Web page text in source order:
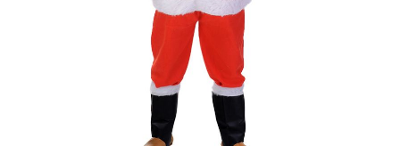
Persoonlijke Verzorging